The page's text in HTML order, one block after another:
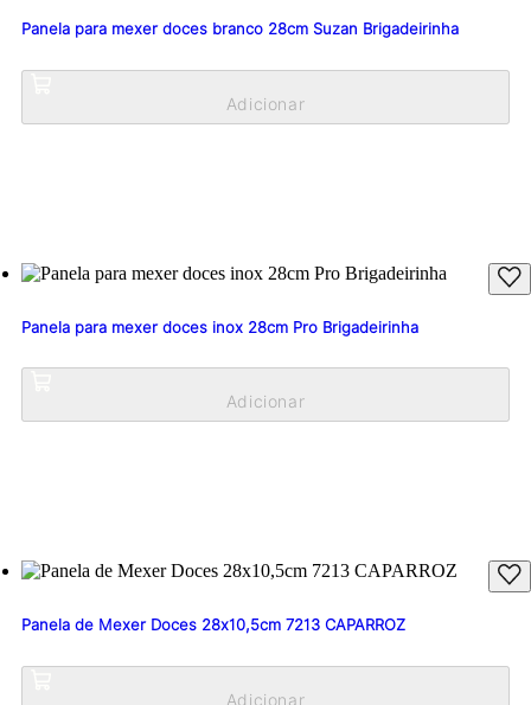
Panela para mexer doces branco 28cm Suzan Brigadeirinha
Panela para mexer doces inox 28cm Pro Brigadeirinha
Panela de Mexer Doces 28x10,5cm 7213 CAPARROZ